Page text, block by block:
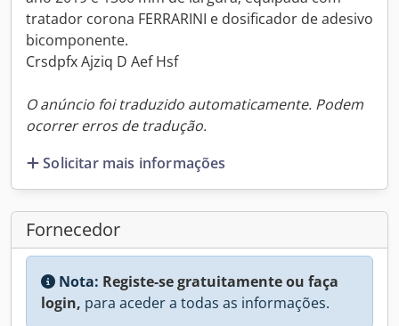
tratador corona FERRARINI e dosificador de adesivo
bicomponente.
Crsdpfx Ajziq D Aef Hsf
O anúncio foi traduzido automaticamente. Podem
ocorrer erros de tradução.
Solicitar mais informações
Fornecedor
Nota: Registe-se gratuitamente ou faça
login, para aceder a todas as informações.